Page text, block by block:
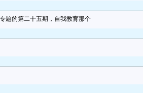
题的第二十五期，自我教育那个